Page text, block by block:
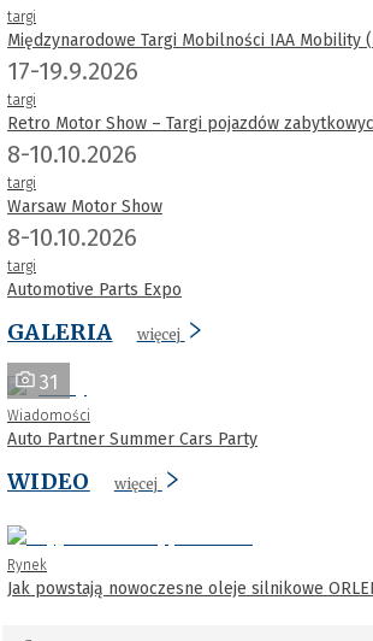
targi
Międzynarodowe Targi Mobilności IAA Mobility
17-19.9.2026
targi
Retro Motor Show – Targi pojazdów
8-10.10.2026
targi
Warsaw Motor Show
8-10.10.2026
targi
Automotive Parts Expo
GALERIA więcej
31
Wiadomości
Auto Partner Summer Cars Party
WIDEO więcej
Rynek
Jak powstają nowoczesne oleje silnikowe